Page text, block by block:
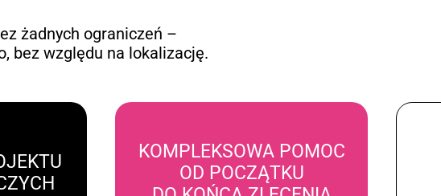
żadnych ograniczeń –
bez względu na lokalizację.
KOMPLEKSOWA POMOC
OD POCZĄTKU